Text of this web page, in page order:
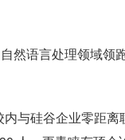
然语言处理领域领
与硅谷企业零距离